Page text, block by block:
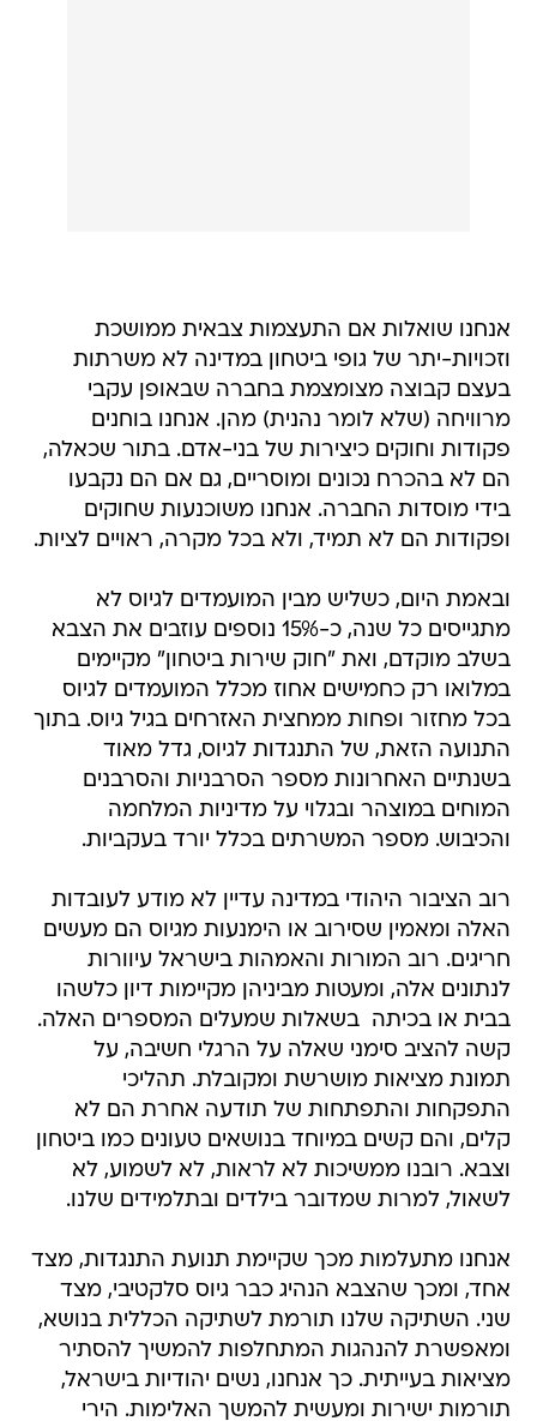
אנחנו שואלות אם התעצמות צבאית ממושכת
וזכויות-יתר של גופי ביטחון במדינה לא משרתות
בעצם קבוצה מצומצמת בחברה שבאופן עקבי
מרוויחה (שלא לומר נהנית) מהן. אנחנו בוחנים
פקודות וחוקים כיצירות של בני-אדם. בתור שכאלה,
הם לא בהכרח נכונים ומוסריים, גם אם הם נקבעו
בידי מוסדות החברה. אנחנו משוכנעות שחוקים
ופקודות הם לא תמיד, ולא בכל מקרה, ראויים לציות.
ובאמת היום, כשליש מבין המועמדים לגיוס לא
מתגייסים כל שנה, כ-15% נוספים עוזבים את הצבא
בשלב מוקדם, ואת "חוק שירות ביטחון" מקיימים
במלואו רק כחמישים אחוז מכלל המועמדים לגיוס
בכל מחזור ופחות ממחצית האזרחים בגיל גיוס. בתוך
התנועה הזאת, של התנגדות לגיוס, גדל מאוד
בשנתיים האחרונות מספר הסרבניות והסרבנים
המוחים במוצהר ובגלוי על מדיניות המלחמה
והכיבוש. מספר המשרתים בכלל יורד בעקביות.
רוב הציבור היהודי במדינה עדיין לא מודע לעובדות
האלה ומאמין שסירוב או הימנעות מגיוס הם מעשים
חריגים. רוב המורות והאמהות בישראל עיוורות
לנתונים אלה, ומעטות מביניהן מקיימות דיון כלשהו 
בבית או בכיתה  בשאלות שמעלים המספרים האלה.
קשה להציב סימני שאלה על הרגלי חשיבה, על
תמונת מציאות מושרשת ומקובלת. תהליכי
התפקחות והתפתחות של תודעה אחרת הם לא
קלים, והם קשים במיוחד בנושאים טעונים כמו ביטחון
וצבא. רובנו ממשיכות לא לראות, לא לשמוע, לא
לשאול, למרות שמדובר בילדים ובתלמידים שלנו.
אנחנו מתעלמות מכך שקיימת תנועת התנגדות, מצד
אחד, ומכך שהצבא הנהיג כבר גיוס סלקטיבי, מצד
שני. השתיקה שלנו תורמת לשתיקה הכללית בנושא,
ומאפשרת להנהגות המתחלפות להמשיך להסתיר
מציאות בעייתית. כך אנחנו, נשים יהודיות בישראל,
תורמות ישירות ומעשית להמשך האלימות. הירי